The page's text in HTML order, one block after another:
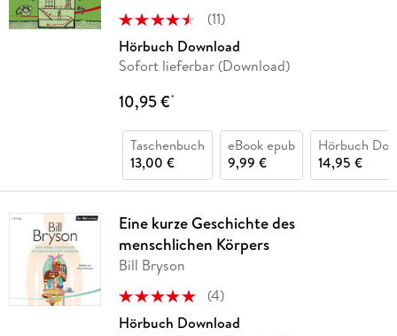
(11)
Hörbuch Download
Sofort lieferbar (Download)
10,95 €*
Taschenbuch
13,00 €
eBook epub
9,99 €
Hörbuch
14,95 €
Eine kurze Geschichte des
menschlichen Körpers
Bill Bryson
(4)
Hörbuch Download